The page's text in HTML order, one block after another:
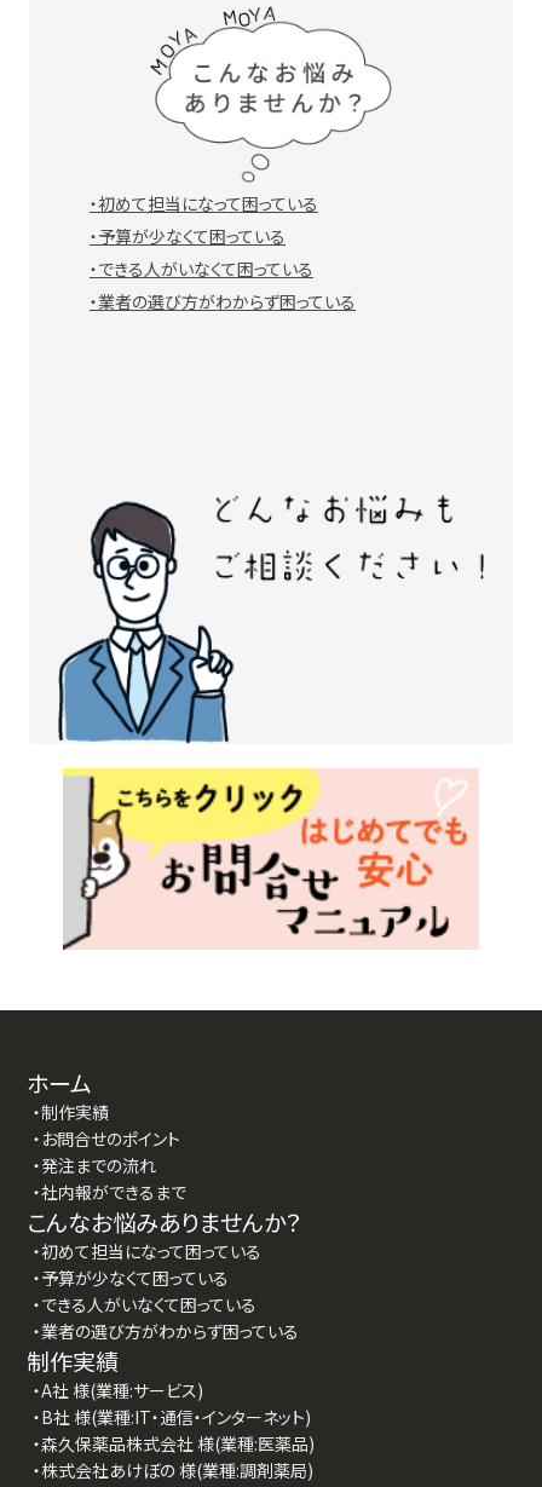
・初めて担当になって困っている
・予算が少なくて困っている
・できる人がいなくて困っている
・業者の選び方がわからず困っている
ホーム
・制作実績
・お問合せのポイント
・発注までの流れ
・社内報ができるまで
こんなお悩みありませんか？
・初めて担当になって困っている
・予算が少なくて困っている
・できる人がいなくて困っている
・業者の選び方がわからず困っている
制作実績
・A社 様(業種:サービス)
・B社 様(業種:IT・通信・インターネット)
・森久保薬品株式会社 様(業種:医薬品)
・株式会社あけぼの 様(業種:調剤薬局)